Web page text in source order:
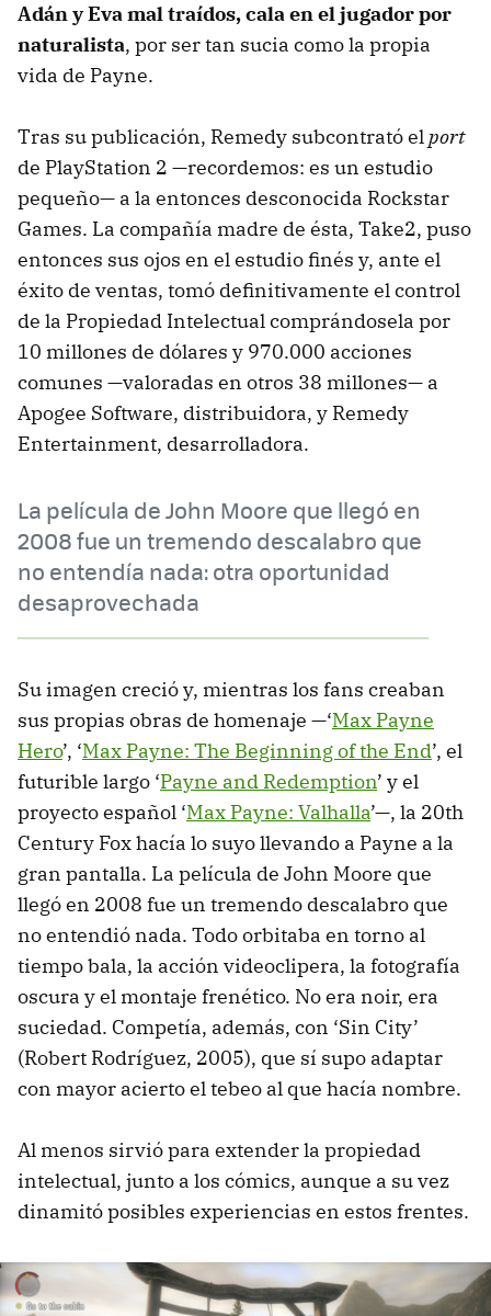
Adán y Eva mal traídos, cala en el jugador por
naturalista, por ser tan sucia como la propia
vida de Payne.
Tras su publicación, Remedy subcontrató elport
de PlayStation 2 —recordemos: es un estudio
pequeño— a la entonces desconocida Rockstar
Games. La compañía madre de ésta, Take2, puso
entonces sus ojos en el estudio finés y, ante el
éxito de ventas, tomó definitivamente el control
de la Propiedad Intelectual comprándosela por
10 millones de dólares y 970.000 acciones
comunes —valoradas en otros 38 millones— a
Apogee Software, distribuidora, y Remedy
Entertainment, desarrolladora.
La película de John Moore que llegó en
2008 fue un tremendo descalabro que
no entendía nada: otra oportunidad
desaprovechada
Su imagen creció y, mientras los fans creaban
sus propias obras de homenaje —‘Max Payne
Hero’, ‘Max Payne: The Beginning of the End’, el
futurible largo ‘Payne and Redemption’ y el
proyecto español ‘Max Payne: Valhalla’—, la 20th
Century Fox hacía lo suyo llevando a Payne a la
gran pantalla. La película de John Moore que
llegó en 2008 fue un tremendo descalabro que
no entendió nada. Todo orbitaba en torno al
tiempo bala, la acción videoclipera, la fotografía
oscura y el montaje frenético. No era noir, era
suciedad. Competía, además, con ‘Sin City’
(Robert Rodríguez, 2005), que sí supo adaptar
con mayor acierto el tebeo al que hacía nombre.
Al menos sirvió para extender la propiedad
intelectual, junto a los cómics, aunque a su vez
dinamitó posibles experiencias en estos frentes.